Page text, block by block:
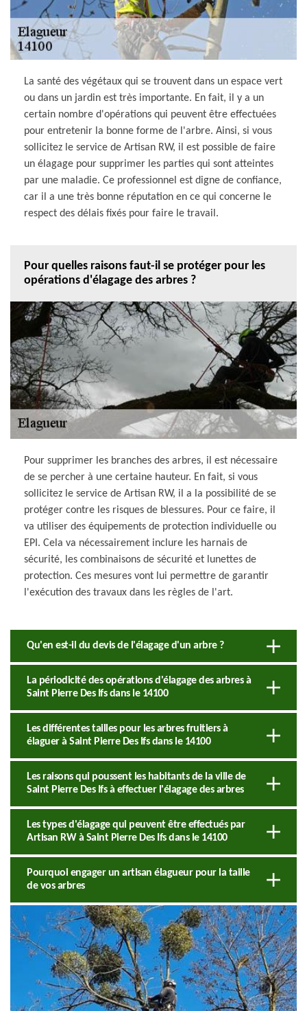
La santé des végétaux qui se trouvent dans un espace vert
ou dans un jardin est très importante. En fait, il y a un
certain nombre d'opérations qui peuvent être effectuées
pour entretenir la bonne forme de l'arbre. Ainsi, si vous
sollicitez le service de Artisan RW, il est possible de faire
un élagage pour supprimer les parties qui sont atteintes
par une maladie. Ce professionnel est digne de confiance,
car il a une très bonne réputation en ce qui concerne le
respect des délais fixés pour faire le travail.
Pour quelles raisons faut-il se protéger pour les
opérations d'élagage des arbres ?
Pour supprimer les branches des arbres, il est nécessaire
de se percher à une certaine hauteur. En fait, si vous
sollicitez le service de Artisan RW, il a la possibilité de se
protéger contre les risques de blessures. Pour ce faire, il
va utiliser des équipements de protection individuelle ou
EPI. Cela va nécessairement inclure les harnais de
sécurité, les combinaisons de sécurité et lunettes de
protection. Ces mesures vont lui permettre de garantir
l'exécution des travaux dans les règles de l'art.
Qu'en est-il du devis de l'élagage d'un arbre ?
La périodicité des opérations d'élagage des arbres à
Saint Pierre Des Ifs dans le 14100
Les différentes tailles pour les arbres fruitiers à
élaguer à Saint Pierre Des Ifs dans le 14100
Les raisons qui poussent les habitants de la ville de
Saint Pierre Des Ifs à effectuer l'élagage des arbres
Les types d'élagage qui peuvent être effectués par
Artisan RW à Saint Pierre Des Ifs dans le 14100
Pourquoi engager un artisan élagueur pour la taille
de vos arbres